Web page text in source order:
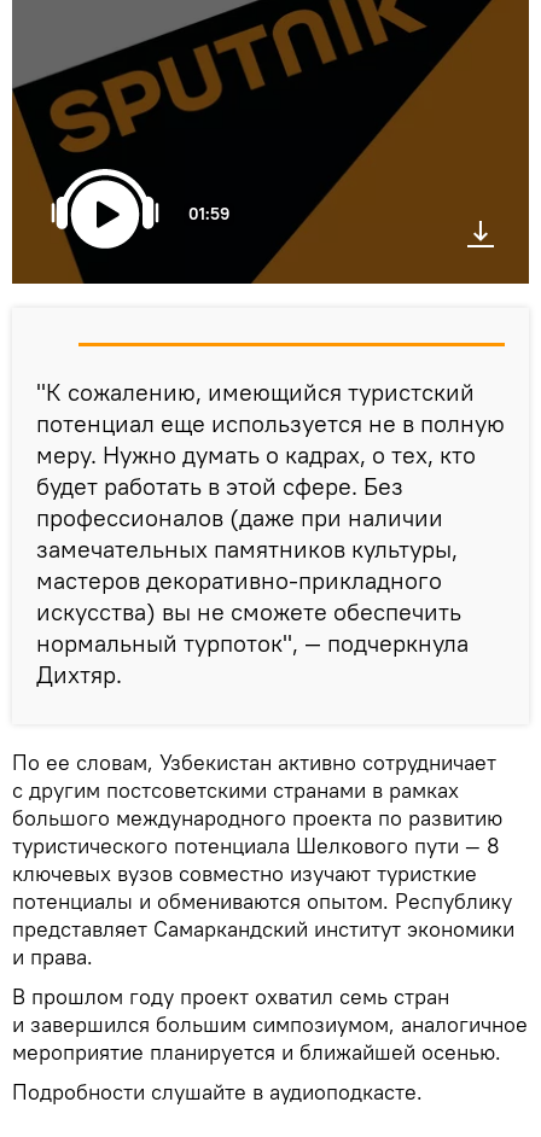
01:59
"К сожалению, имеющийся туристский
потенциал еще используется не в полную
меру. Нужно думать о кадрах, о тех, кто
будет работать в этой сфере. Без
профессионалов (даже при наличии
замечательных памятников культуры,
мастеров декоративно-прикладного
искусства) вы не сможете обеспечить
нормальный турпоток", — подчеркнула
Дихтяр.
По ее словам, Узбекистан активно сотрудничает
с другим постсоветскими странами в рамках
большого международного проекта по развитию
туристического потенциала Шелкового пути — 8
ключевых вузов совместно изучают туристкие
потенциалы и обмениваются опытом. Республику
представляет Самаркандский институт экономики
и права.
В прошлом году проект охватил семь стран
и завершился большим симпозиумом, аналогичное
мероприятие планируется и ближайшей осенью.
Подробности слушайте в аудиоподкасте.